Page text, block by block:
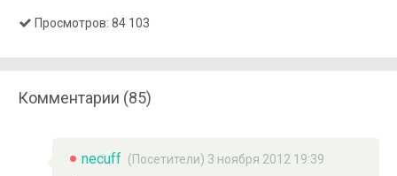
Просмотров: 84 103
Комментарии (85)
necuff (Посетители) 3 ноября 2012 19:39